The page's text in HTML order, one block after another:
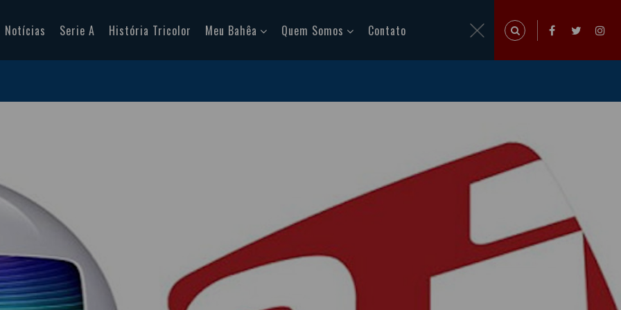
Notícias Serie A História Tricolor Meu Bahêa Quem Somos Contato